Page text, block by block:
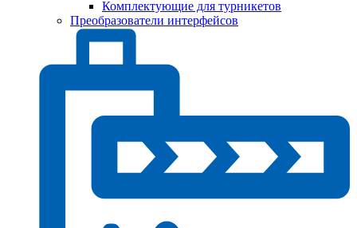
Комплектующие для турникетов
Преобразователи интерфейсов